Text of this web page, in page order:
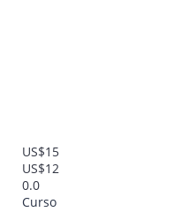
US$15
US$12
0.0
Curso